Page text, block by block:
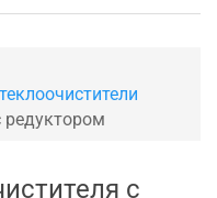
редуктором
с